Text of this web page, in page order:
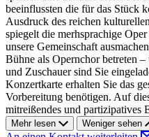
beeinflussten die für das Stück
Ausdruck des reichen
spiegelt die merhsprachige
unsere Gemeinschaft
Bühne als Opernchor betreten
und Zuschauer sind Sie
Konzertkarte erhalten Sie das
Vorbereitung benötigen. Auf
mitreißendes und partizipatives
Mehr lesen Weniger sehen